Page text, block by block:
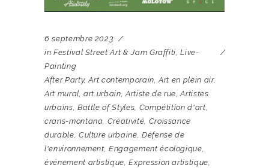
6 septembre 2023
in Festival Street Art & Jam Graffiti,Live-
Painting
After Party,Art contemporain,Art en plein air,
Art mural,art urbain,Artiste de rue,Artistes
urbains, Battle of Styles, Compétition d'art,
crans-montana, Créativité, Croissance
durable, Culture urbaine, Défense de
l'environnement,Engagement écologique,
événement artistique,Expression artistique,